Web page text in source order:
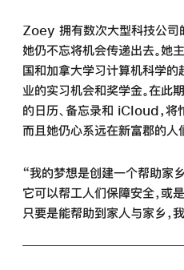
Zoey 拥有数次大型科技公司
她仍不忘将机会传递出去。她
国和加拿大学习计算机科学
业的实习机会和奖学金。在
的日历、备忘录和 iCloud，将
而且她仍心系远在新富郡的人
“我的梦想是创建一个帮助家
它可以帮工人们保障安全，或
只要是能帮助到家人与家乡，